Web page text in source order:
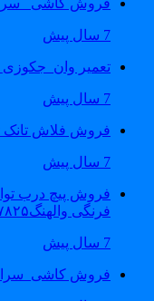
تعمیر وان_جکوزی_ کابین
فروش فلاش تانک
فروش پیچ درب
فرنگی والهنگ۰۹۱۲۱۵۰۷۸۲۵
فروش کاشی_سرامیک